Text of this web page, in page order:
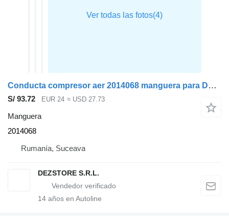
Conducta compresor aer 2014068 manguera para DAF XF cabeza tractora
S/ 93.72 EUR 24 ≈ USD 27.73
Manguera
2014068
Rumanía, Suceava
DEZSTORE S.R.L.
14 años en Autoline